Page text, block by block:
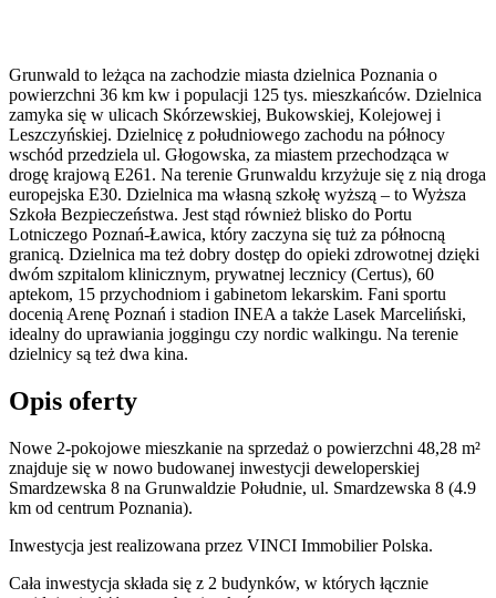
Grunwald to leżąca na zachodzie miasta dzielnica Poznania o
powierzchni 36 km kw i populacji 125 tys. mieszkańców. Dzielnica
zamyka się w ulicach Skórzewskiej, Bukowskiej, Kolejowej i
Leszczyńskiej. Dzielnicę z południowego zachodu na północy
wschód przedziela ul. Głogowska, za miastem przechodząca w
drogę krajową E261. Na terenie Grunwaldu krzyżuje się z nią droga
europejska E30. Dzielnica ma własną szkołę wyższą – to Wyższa
Szkoła Bezpieczeństwa. Jest stąd również blisko do Portu
Lotniczego Poznań-Ławica, który zaczyna się tuż za północną
granicą. Dzielnica ma też dobry dostęp do opieki zdrowotnej dzięki
dwóm szpitalom klinicznym, prywatnej lecznicy (Certus), 60
aptekom, 15 przychodniom i gabinetom lekarskim. Fani sportu
docenią Arenę Poznań i stadion INEA a także Lasek Marceliński,
idealny do uprawiania joggingu czy nordic walkingu. Na terenie
dzielnicy są też dwa kina.
Opis oferty
Nowe 2-pokojowe mieszkanie na sprzedaż o powierzchni 48,28 m²
znajduje się w nowo budowanej inwestycji deweloperskiej
Smardzewska 8 na Grunwaldzie Południe, ul. Smardzewska 8 (4.9
km od centrum Poznania).
Inwestycja jest realizowana przez VINCI Immobilier Polska.
Cała inwestycja składa się z 2 budynków, w których łącznie